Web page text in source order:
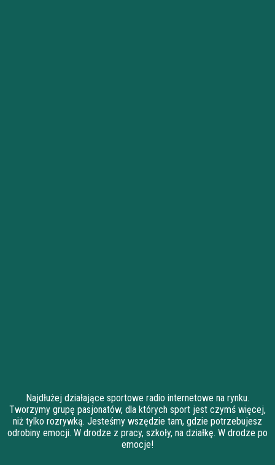
Najdłużej działające sportowe radio internetowe na rynku.
Tworzymy grupę pasjonatów, dla których sport jest czymś więcej,
niż tylko rozrywką. Jesteśmy wszędzie tam, gdzie potrzebujesz
odrobiny emocji. W drodze z pracy, szkoły, na działkę. W drodze po
emocje!